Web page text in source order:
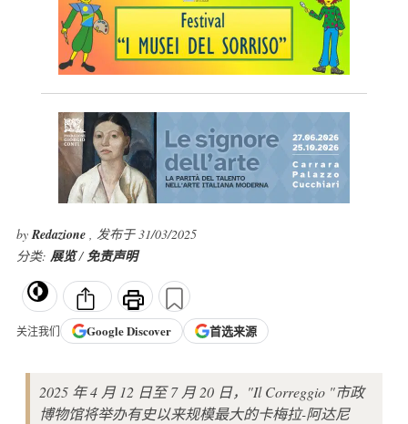
byRedazione , 发布于 31/03/2025
分类: 展览/免责声明
关注我们 GoogleDiscover 首选来源
2025 年 4 月 12 日至 7 月 20 日，"Il Correggio "市政
博物馆将举办有史以来规模最大的卡梅拉-阿达尼